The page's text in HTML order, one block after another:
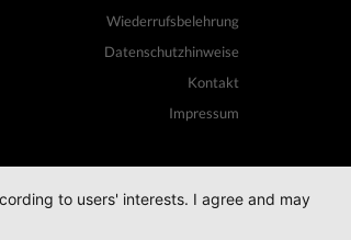
Wiederrufsbelehrung
Datenschutzhinweise
Kontakt
Impressum
to users' interests. I agree and may